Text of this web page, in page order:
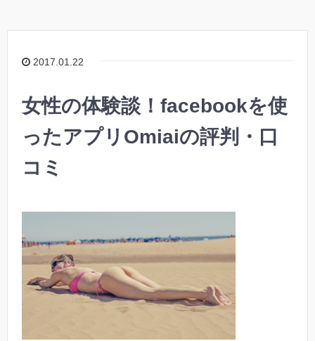
2017.01.22
女性の体験談！facebookを使
ったアプリOmiaiの評判・口
コミ